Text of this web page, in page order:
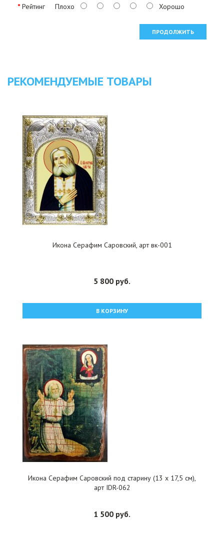
Рейтинг Плохо Хорошо
ПРОДОЛЖИТЬ
РЕКОМЕНДУЕМЫЕ ТОВАРЫ
Икона Серафим Саровский, арт вк-001
5 800 руб.
В КОРЗИНУ
Икона Серафим Саровский под старину (13 х 17,5 см),
арт IDR-062
1 500 руб.